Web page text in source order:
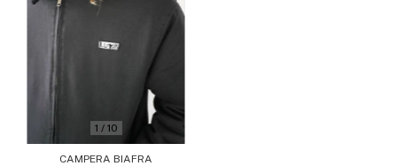
1 / 10
CAMPERA BIAFRA